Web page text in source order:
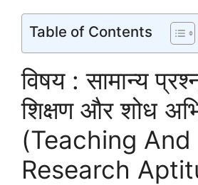
Table of Contents
विषय : सामान्य
शिक्षण और शोध
(Teaching And
Research